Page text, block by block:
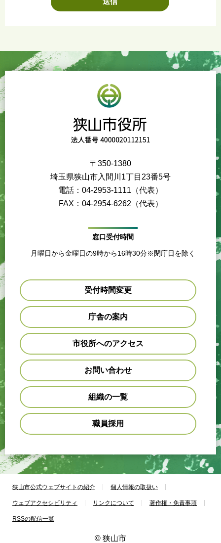
〒350-1380
埼玉県狭山市入間川1丁目23番5号
電話：04-2953-1111（代表）
FAX：04-2954-6262（代表）
窓口受付時間
月曜日から金曜日の9時から16時30分※閉庁日を除く
受付時間変更
庁舎の案内
市役所へのアクセス
お問い合わせ
組織の一覧
職員採用
狭山市公式ウェブサイトの紹介 個人情報の取扱い
ウェブアクセシビリティ リンクについて 著作権・免責事項
RSSの配信一覧
© 狭山市